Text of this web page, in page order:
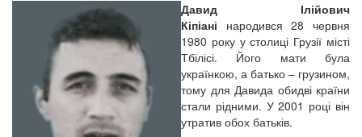
Давид Ілійович
Кіпіані народився 28 червня
1980 року у столиці Грузії місті
Тбілісі. Його мати була
українкою, а батько – грузином,
тому для Давида обидві країни
стали рідними. У 2001 році він
утратив обох батьків.